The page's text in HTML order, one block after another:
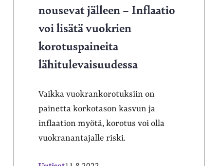
nousevat jälleen – Inflaatio
voi lisätä vuokrien
korotuspaineita
lähitulevaisuudessa
Vaikka vuokrankorotuksiin on
painetta korkotason kasvun ja
inflaation myötä, korotus voi olla
vuokranantajalle riski.